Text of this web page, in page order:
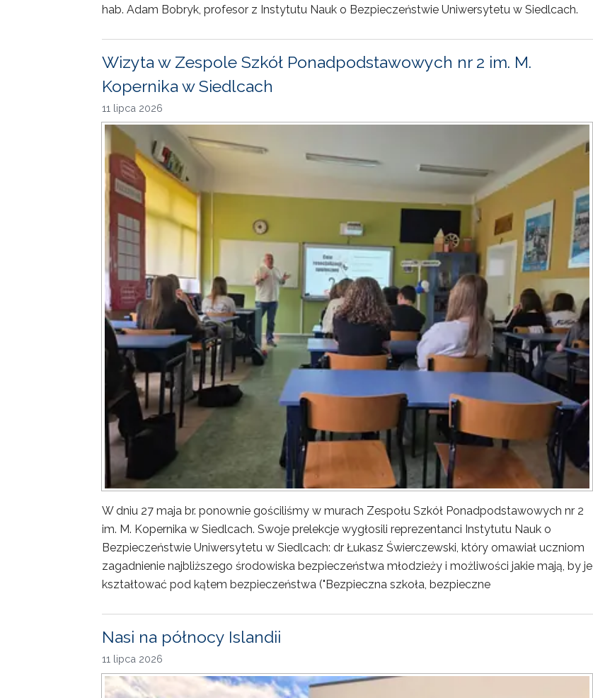
hab. Adam Bobryk, profesor z Instytutu Nauk o Bezpieczeństwie Uniwersytetu w Siedlcach.
Wizyta w Zespole Szkół Ponadpodstawowych nr 2 im. M.
Kopernika w Siedlcach
11 lipca 2026
W dniu 27 maja br. ponownie gościliśmy w murach Zespołu Szkół Ponadpodstawowych nr 2
im. M. Kopernika w Siedlcach. Swoje prelekcje wygłosili reprezentanci Instytutu Nauk o
Bezpieczeństwie Uniwersytetu w Siedlcach: dr Łukasz Świerczewski, który omawiał uczniom
zagadnienie najbliższego środowiska bezpieczeństwa młodzieży i możliwości jakie mają, by je
kształtować pod kątem bezpieczeństwa ("Bezpieczna szkoła, bezpieczne
Nasi na północy Islandii
11 lipca 2026